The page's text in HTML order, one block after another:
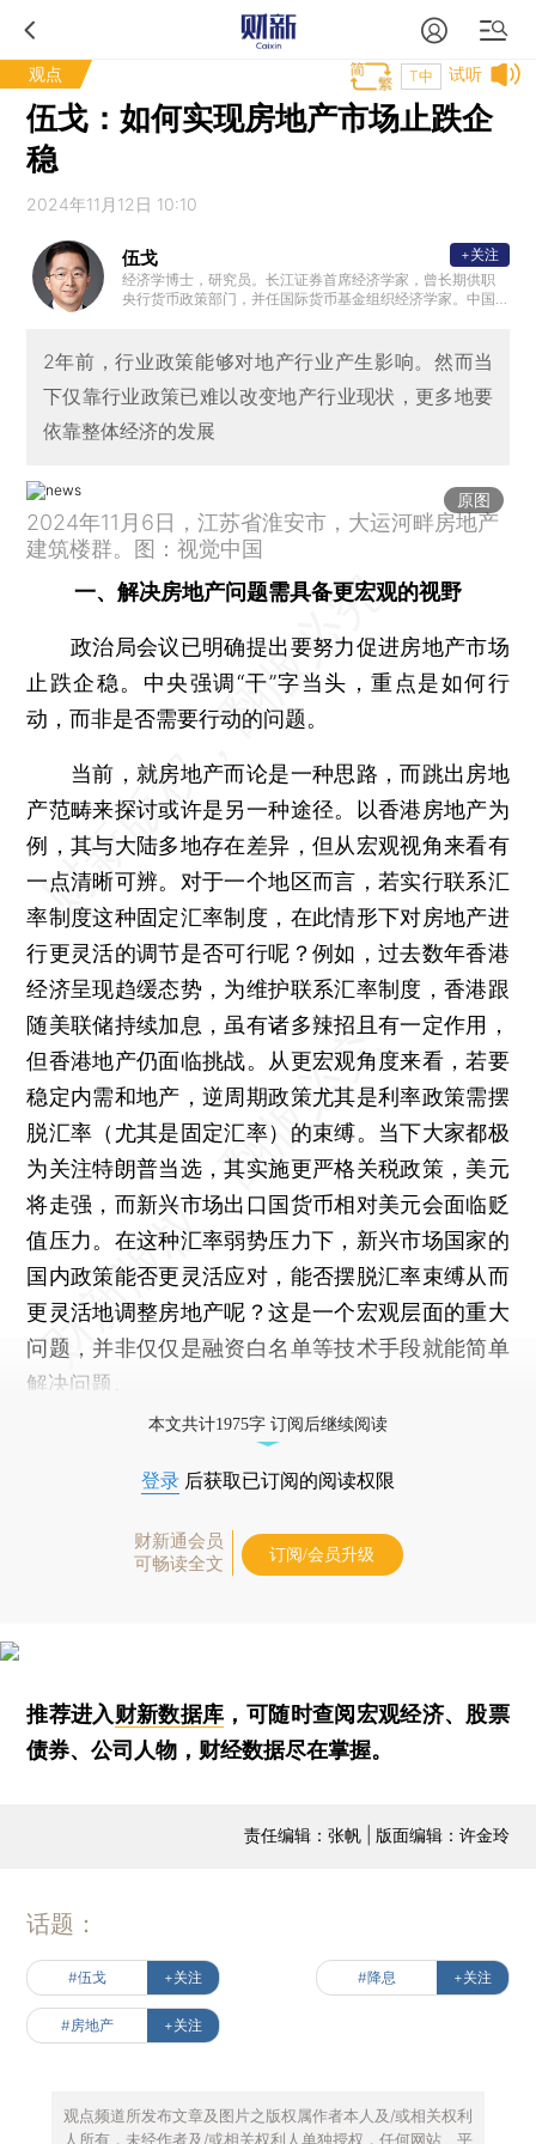
观点 试听
T中
伍戈：如何实现房地产市场止跌企
稳
2024年11月12日 10:10
伍戈
经济学博士，研究员。长江证券首席经济学家，曾长期供职
央行货币政策部门，并任国际货币基金组织经济学家。中国
冠军。中国金融四十人论坛（CF40）成员、中国首席经济学
家论坛理事，清华、复旦、人大等校兼职导师。
+关注
2年前，行业政策能够对地产行业产生影响。然而当
下仅靠行业政策已难以改变地产行业现状，更多地要
依靠整体经济的发展
原图
2024年11月6日，江苏省淮安市，大运河畔房地产
建筑楼群。图：视觉中国
一、解决房地产问题需具备更宏观的视野
政治局会议已明确提出要努力促进房地产市场
止跌企稳。中央强调“干”字当头，重点是如何行
动，而非是否需要行动的问题。
当前，就房地产而论是一种思路，而跳出房地
产范畴来探讨或许是另一种途径。以香港房地产为
例，其与大陆多地存在差异，但从宏观视角来看有
一点清晰可辨。对于一个地区而言，若实行联系汇
率制度这种固定汇率制度，在此情形下对房地产进
行更灵活的调节是否可行呢？例如，过去数年香港
经济呈现趋缓态势，为维护联系汇率制度，香港跟
随美联储持续加息，虽有诸多辣招且有一定作用，
但香港地产仍面临挑战。从更宏观角度来看，若要
稳定内需和地产，逆周期政策尤其是利率政策需摆
脱汇率（尤其是固定汇率）的束缚。当下大家都极
为关注特朗普当选，其实施更严格关税政策，美元
将走强，而新兴市场出口国货币相对美元会面临贬
值压力。在这种汇率弱势压力下，新兴市场国家的
国内政策能否更灵活应对，能否摆脱汇率束缚从而
更灵活地调整房地产呢？这是一个宏观层面的重大
问题，并非仅仅是融资白名单等技术手段就能简单
解决问题。
本文共计1975字 订阅后继续阅读
登录 后获取已订阅的阅读权限
财新通会员
可畅读全文
订阅/会员升级
推荐进入财新数据库 ，可随时查阅宏观经济、股票
债券、公司人物，财经数据尽在掌握。
责任编辑：张帆 | 版面编辑：许金玲
话题：
#伍戈 +关注 #降息 +关注
#房地产 +关注
观点频道所发布文章及图片之版权属作者本人及/或相关权利
人所有，未经作者及/或相关权利人单独授权，任何网站、平